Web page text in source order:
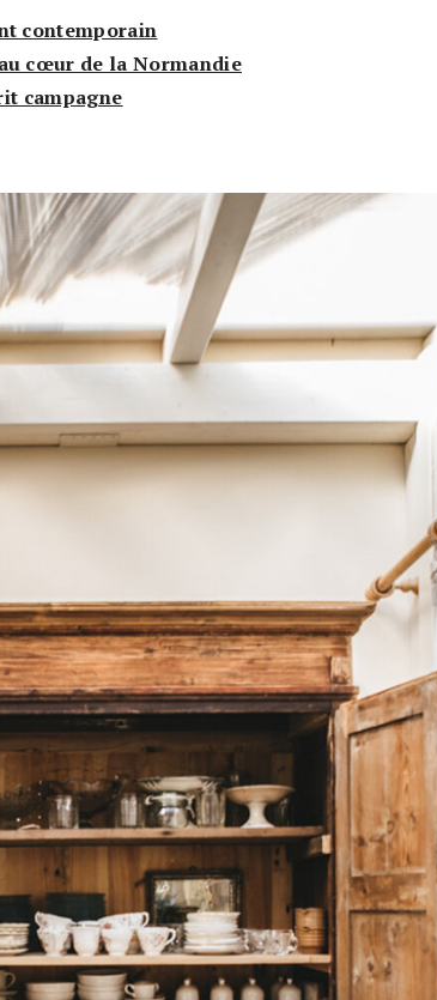
contemporain
cœur de la Normandie
campagne